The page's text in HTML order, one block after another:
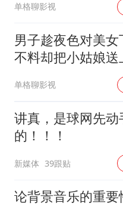
单格聊影视
男子趁夜色对美女
不料却把小姑娘送
单格聊影视
讲真，是球网先动
的！！！
新媒体 39跟贴
论背景音乐的重要